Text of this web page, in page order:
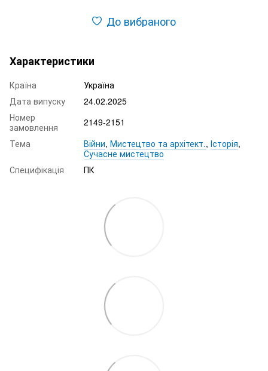
До вибраного
Характеристики
Країна
Україна
Дата випуску
24.02.2025
Номер
замовлення
2149-2151
Тема
Війни, Мистецтво та архітект., Історія,
Сучасне мистецтво
Специфікація
ПК